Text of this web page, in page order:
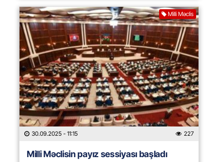
Milli Məclis
30.09.2025 - 11:15 227
Milli Məclisin payız sessiyası başladı